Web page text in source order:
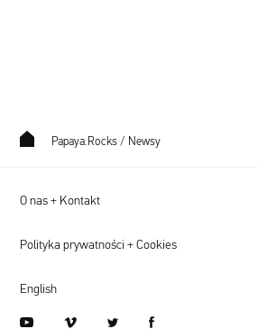
Papaya.Rocks / Newsy
O nas + Kontakt
Polityka prywatności + Cookies
English
youtube vimeo twitter facebook